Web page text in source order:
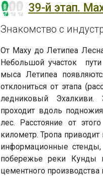
39-й этап.
Знакомство с
От Маху до Летипеа
Небольшой участок
мыса Летипеа
отклониться от этапа
ледниковый Эхалкиви.
проходит вдоль
лес. Расстояние от
километр. Тропа
информационные
побережье реки Кунды
цементного производства